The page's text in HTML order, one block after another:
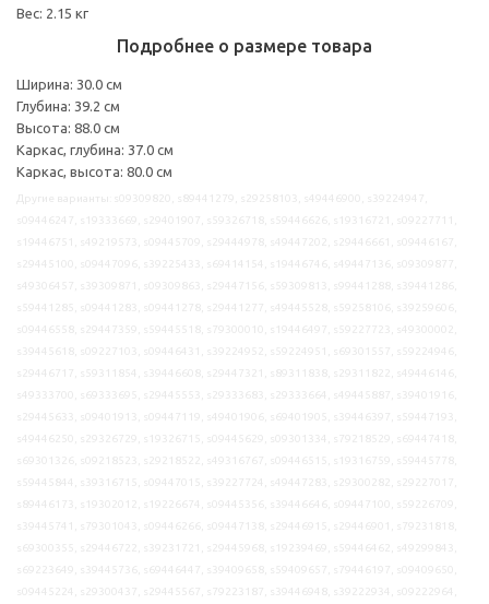
Вес: 2.15 кг
Подробнее о размере товара
Ширина: 30.0 см
Глубина: 39.2 см
Высота: 88.0 см
Каркас, глубина: 37.0 см
Каркас, высота: 80.0 см